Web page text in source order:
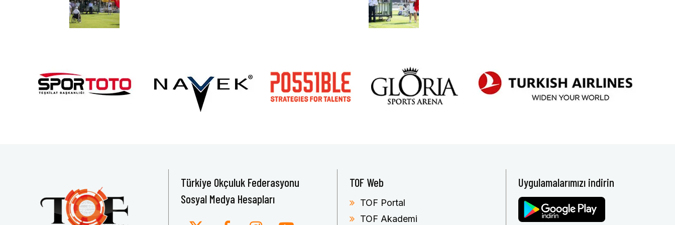
Türkiye Okçuluk Federasyonu
Sosyal Medya Hesapları
TOF Web
TOF Portal
TOF Akademi
Uygulamalarımızı indirin